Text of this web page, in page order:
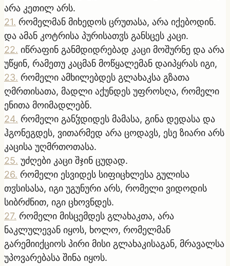
არა კეთილ არს.
21. რომელმან მიხედოს ცრუთასა, არა იქებოდინ.
და ამან კოტრისა პურისათჳს განსცეს კაცი.
22. იწრაფინ განმდიდრებად კაცი მოშურნე და არა
უწყინ, რამეთუ კაცმან მოწყალემან დაიპყრას იგი,
23. რომელი ამხილებდეს გლახაკსა გზათა
ღმრთისათა, მადლი აქუნდეს უფროსღა, რომელი
ენითა მოიმადლებნ.
24. რომელი განჴდიდეს მამასა, გინა დედასა და
ჰგონეგდეს, ვითარმედ არა ცოდავს, ესე ზიარი არს
კაცისა უღმრთოთასა.
25. უძღები კაცი შჯინ ცუდად.
26. რომელი ესვიდეს სიფიცხლესა გულისა
თჳსისასა, იგი უგუნური არს, რომელი ვიდოდის
სიბრძნით, იგი ცხოვნდეს.
27. რომელი მისცემდეს გლახაკთა, არა
ნაკლულევან იყოს, ხოლო, რომელმან
გარემიიქციოს პირი მისი გლახაკისაგან, მრავალსა
უპოვარებასა შინა იყოს.